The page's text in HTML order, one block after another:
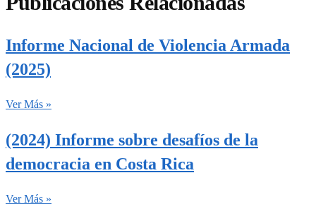
Informe Nacional de Violencia Armada
(2025)
Ver Más »
(2024) Informe sobre desafíos de la
democracia en Costa Rica
Ver Más »